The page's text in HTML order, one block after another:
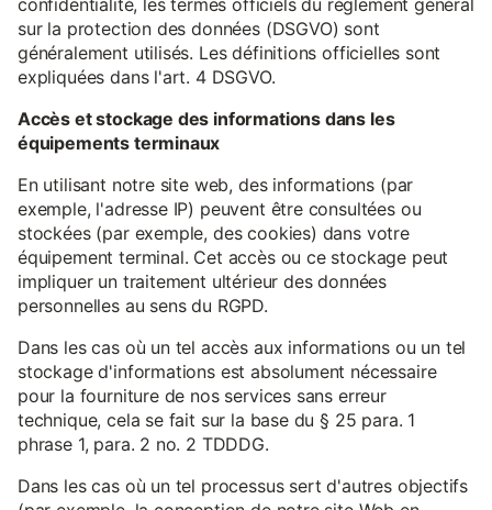
sur la protection des données (DSGVO) sont
généralement utilisés. Les définitions officielles sont
expliquées dans l'art. 4 DSGVO.
Accès et stockage des informations dans les
équipements terminaux
En utilisant notre site web, des informations (par
exemple, l'adresse IP) peuvent être consultées ou
stockées (par exemple, des cookies) dans votre
équipement terminal. Cet accès ou ce stockage peut
impliquer un traitement ultérieur des données
personnelles au sens du RGPD.
Dans les cas où un tel accès aux informations ou un tel
stockage d'informations est absolument nécessaire
pour la fourniture de nos services sans erreur
technique, cela se fait sur la base du § 25 para. 1
phrase 1, para. 2 no. 2 TDDDG.
Dans les cas où un tel processus sert d'autres objectifs